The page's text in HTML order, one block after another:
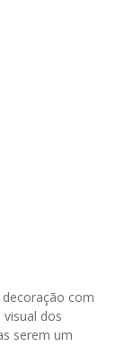
com
dos
serem um